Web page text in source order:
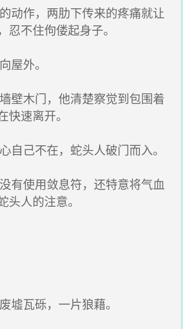
动作，两肋下传来的疼痛就让
忍不住佝偻起身子。
屋外。
壁木门，他清楚察觉到包围着
快速离开。
自己不在，蛇头人破门而入。
有使用敛息符，还特意将气血
头人的注意。
墟瓦砾，一片狼藉。